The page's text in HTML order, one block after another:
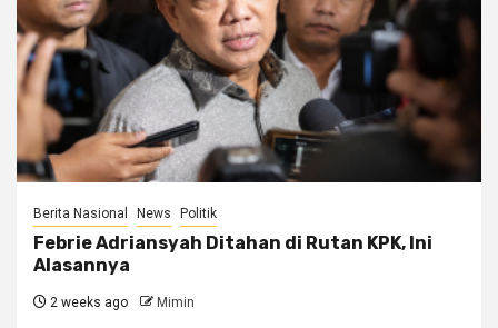
Berita Nasional News Politik
Febrie Adriansyah Ditahan di Rutan KPK, Ini
Alasannya
2 weeks ago Mimin